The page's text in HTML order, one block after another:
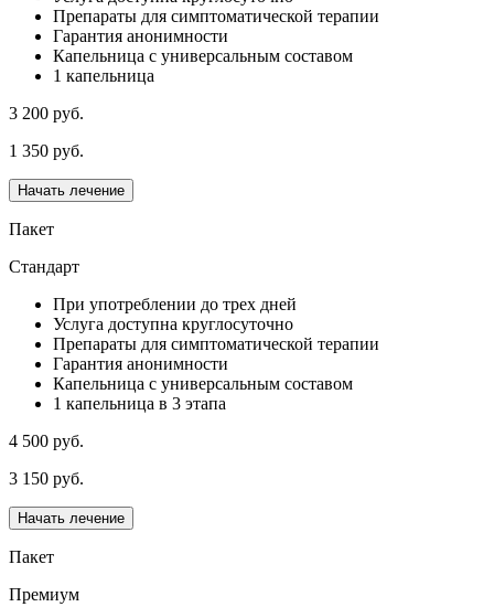
Препараты для симптоматической терапии
Гарантия анонимности
Капельница с универсальным составом
1 капельница
3 200 руб.
1 350 руб.
Начать лечение
Пакет
Стандарт
При употреблении до трех дней
Услуга доступна круглосуточно
Препараты для симптоматической терапии
Гарантия анонимности
Капельница с универсальным составом
1 капельница в 3 этапа
4 500 руб.
3 150 руб.
Начать лечение
Пакет
Премиум